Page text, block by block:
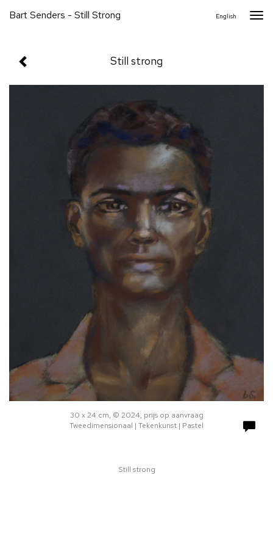
Bart Senders - Still Strong English
Still strong
30 x 24 cm, © 2024, prijs op aanvraag
Tweedimensionaal | Tekenkunst | Pastel
Still strong